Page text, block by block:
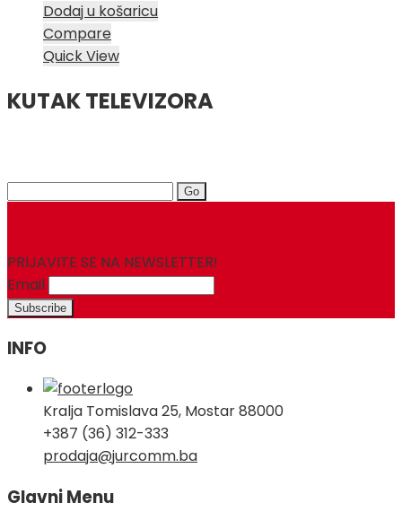
Dodaj u košaricu
Compare
Quick View
KUTAK TELEVIZORA
Search
PRIJAVITE SE NA NEWSLETTER!
Email
INFO
Kralja Tomislava 25, Mostar 88000
+387 (36) 312-333
prodaja@jurcomm.ba
Glavni Menu